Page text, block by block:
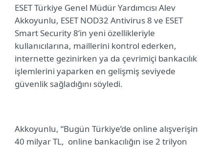
ESET Türkiye Genel Müdür Yardımcısı Alev
Akkoyunlu, ESET NOD32 Antivirus 8 ve ESET
Smart Security 8’in yeni özellikleriyle
kullanıcılarına, maillerini kontrol ederken,
internette gezinirken ya da çevrimiçi bankacılık
işlemlerini yaparken en gelişmiş seviyede
güvenlik sağladığını söyledi.
Akkoyunlu, “Bugün Türkiye’de online alışverişin
40 milyar TL, online bankacılığın ise 2 trilyon